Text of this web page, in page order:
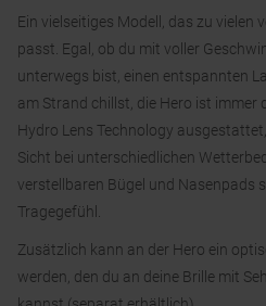
Ein vielseitiges Modell, das zu vielen
passt. Egal, ob du mit voller
unterwegs bist, einen entspannten
am Strand chillst, die Hero ist immer
Hydro Lens Technology
Sicht bei unterschiedlichen
verstellbaren Bügel und Nasenpads
Tragegefühl.
Zusätzlich kann an der Hero ein
werden, den du an deine Brille mit